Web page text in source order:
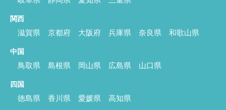
関西
滋賀県 京都府 大阪府 兵庫県 奈良県 和歌山県
中国
鳥取県 島根県 岡山県 広島県 山口県
四国
徳島県 香川県 愛媛県 高知県